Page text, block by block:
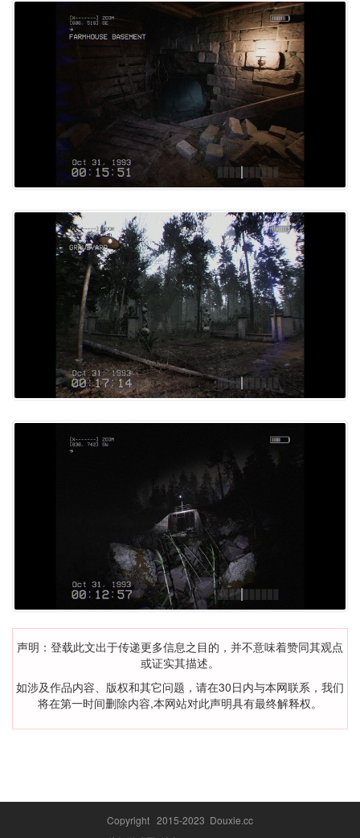
声明：登载此文出于传递更多信息之目的，并不意味着赞同其观点
或证实其描述。
如涉及作品内容、版权和其它问题，请在30日内与本网联系，我们
将在第一时间删除内容,本网站对此声明具有最终解释权。
Copyright 2015-2023 Douxie.cc